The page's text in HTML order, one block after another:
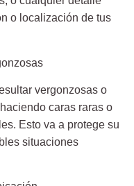
o localización de tus
vergonzosas o
caras raras o
Esto va a protege su
situaciones